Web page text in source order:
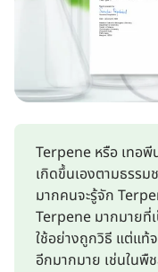
Terpene หรือ เทอพี
เกิดขึ้นเองตามธรร
มากคนจะรู้จัก
Terpene มากมายที่
ใช้อย่างถูกวิธี แต่แ
อีกมากมาย เช่นในพื